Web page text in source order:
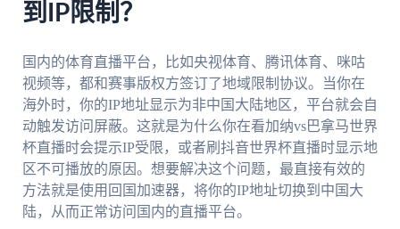
到IP限制？
国内的体育直播平台，比如央视体育、腾讯体育、咪咕
视频等，都和赛事版权方签订了地域限制协议。当你在
海外时，你的IP地址显示为非中国大陆地区，平台就会自
动触发访问屏蔽。这就是为什么你在看加纳vs巴拿马世界
杯直播时会提示IP受限，或者刷抖音世界杯直播时显示地
区不可播放的原因。想要解决这个问题，最直接有效的
方法就是使用回国加速器，将你的IP地址切换到中国大
陆，从而正常访问国内的直播平台。